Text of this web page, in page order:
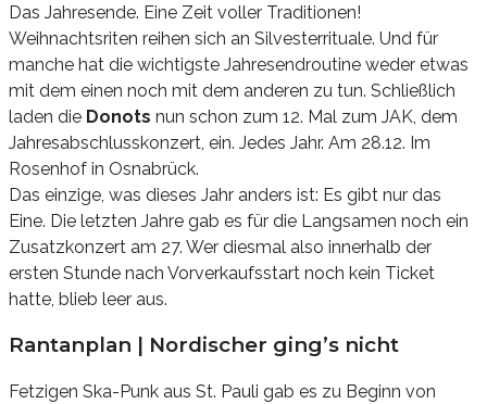
Das Jahresende. Eine Zeit voller Traditionen!
Weihnachtsriten reihen sich an Silvesterrituale. Und für
manche hat die wichtigste Jahresendroutine weder etwas
mit dem einen noch mit dem anderen zu tun. Schließlich
laden die Donots nun schon zum 12. Mal zum JAK, dem
Jahresabschlusskonzert, ein. Jedes Jahr. Am 28.12. Im
Rosenhof in Osnabrück.
Das einzige, was dieses Jahr anders ist: Es gibt nur das
Eine. Die letzten Jahre gab es für die Langsamen noch ein
Zusatzkonzert am 27. Wer diesmal also innerhalb der
ersten Stunde nach Vorverkaufsstart noch kein Ticket
hatte, blieb leer aus.
Rantanplan | Nordischer ging’s nicht
Fetzigen Ska-Punk aus St. Pauli gab es zu Beginn von